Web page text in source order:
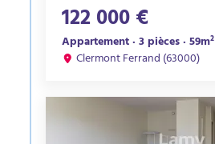
122 000 €
Appartement · 3 pièces · 59m²
Clermont Ferrand (63000)